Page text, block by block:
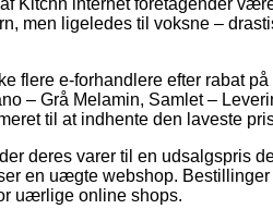
Kitchn internet foretagender
men ligeledes til voksne –
flere e-forhandlere efter rabat på
– Grå Melamin, Samlet –
til at indhente den laveste
deres varer til en udsalgspris
en uægte webshop. Bestillinger
uærlige online shops.